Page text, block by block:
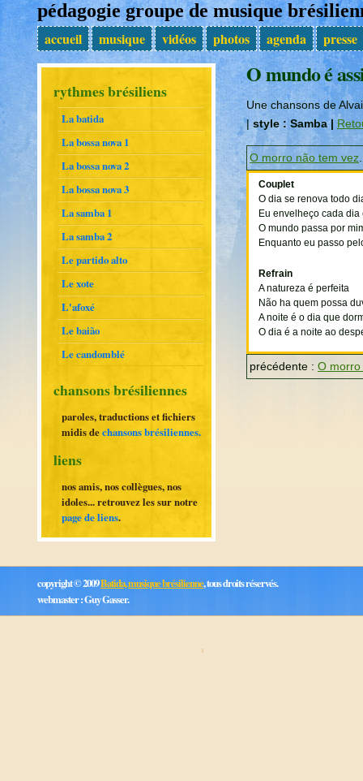
pédagogie groupe de musique
accueil musique vidéos photos agenda presse
O mundo é
Une chansons de
| style : Samba |
O morro não tem vez
Couplet
O dia se renova todo
Eu envelheço cada dia
O mundo passa por
Enquanto eu passo
Refrain
A natureza é perfeita
Não ha quem possa
A noite é o dia que
O dia é a noite ao
précédente : O
rythmes brésiliens
La batida
La bossa nova 1
La bossa nova 2
La bossa nova 3
La samba 1
La samba 2
Le partido alto
Le xote
L'afoxé
Le baião
Le candomblé
chansons brésiliennes
paroles, traductions et fichiers
midis dechansons brésiliennes.
liens
nos amis, nos collègues, nos
idoles... retrouvez les sur notre
page de liens.
copyright © 2009Batida, musique brésilienne, tous droits réservés.
webmaster : Guy Gasser.